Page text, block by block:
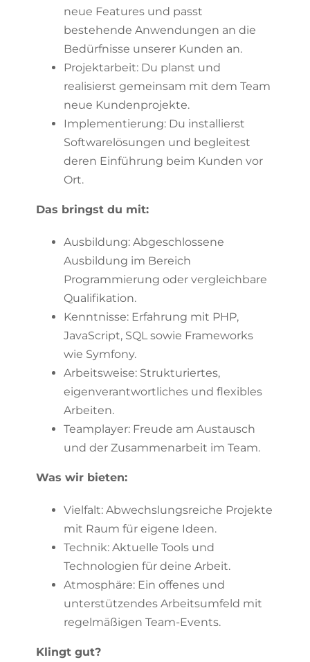
neue Features und passt
bestehende Anwendungen an die
Bedürfnisse unserer Kunden an.
Projektarbeit: Du planst und
realisierst gemeinsam mit dem Team
neue Kundenprojekte.
Implementierung: Du installierst
Softwarelösungen und begleitest
deren Einführung beim Kunden vor
Ort.
Das bringst du mit:
Ausbildung: Abgeschlossene
Ausbildung im Bereich
Programmierung oder vergleichbare
Qualifikation.
Kenntnisse: Erfahrung mit PHP,
JavaScript, SQL sowie Frameworks
wie Symfony.
Arbeitsweise: Strukturiertes,
eigenverantwortliches und flexibles
Arbeiten.
Teamplayer: Freude am Austausch
und der Zusammenarbeit im Team.
Was wir bieten:
Vielfalt: Abwechslungsreiche Projekte
mit Raum für eigene Ideen.
Technik: Aktuelle Tools und
Technologien für deine Arbeit.
Atmosphäre: Ein offenes und
unterstützendes Arbeitsumfeld mit
regelmäßigen Team-Events.
Klingt gut?